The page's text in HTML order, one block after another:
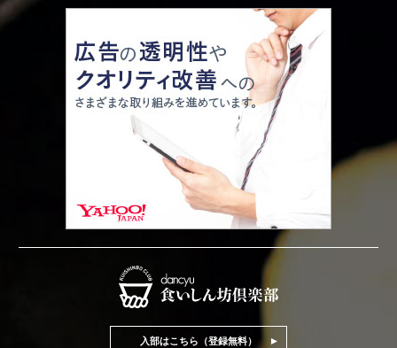
入部はこちら（登録無料）